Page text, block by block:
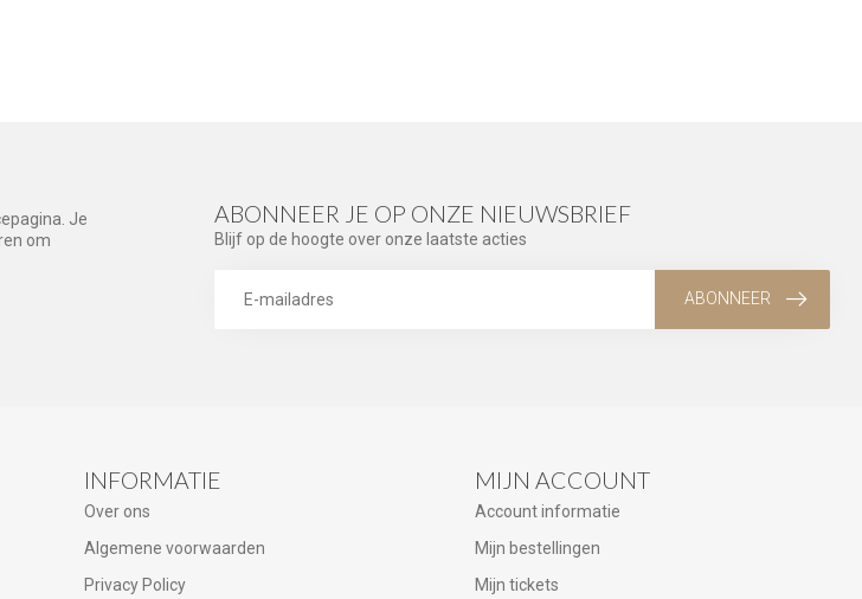
Je
om
ABONNEER JE OP ONZE NIEUWSBRIEF
Blijf op de hoogte over onze laatste acties
ABONNEER
INFORMATIE
Over ons
Algemene voorwaarden
Privacy Policy
MIJN ACCOUNT
Account informatie
Mijn bestellingen
Mijn tickets